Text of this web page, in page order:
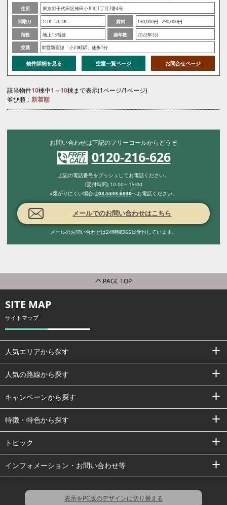
住所
東京都千代田区神田小川町1丁目7番4号
間取り
1DK - 2LDK 賃料
130,000円 - 290,000円
階数
地上13階建 築年数
2022年3月
交通
都営新宿線「小川町駅」徒歩1分
物件詳細を見る 空室一覧ページ お問合せページ
該当物件10棟中1～10棟まで表示(1ページ/1ページ)
並び順： 新着順
お問い合わせは下記のフリーコールからどうぞ
0120-216-626
上記の電話番号をプッシュしてお電話ください。
[受付時間] 10:00～19:00
※繋がりにくい場合は03-5343-6030へお電話ください。
メールでのお問い合わせはこちら
メールのお問い合わせは24時間365日受付しています。
PAGE TOP
SITE MAP
サイトマップ
人気エリアから探す
人気の路線から探す
キャンペーンから探す
特徴・特色から探す
トピック
インフォメーション・お問い合わせ等
表示をPC版のデザインに切り替える